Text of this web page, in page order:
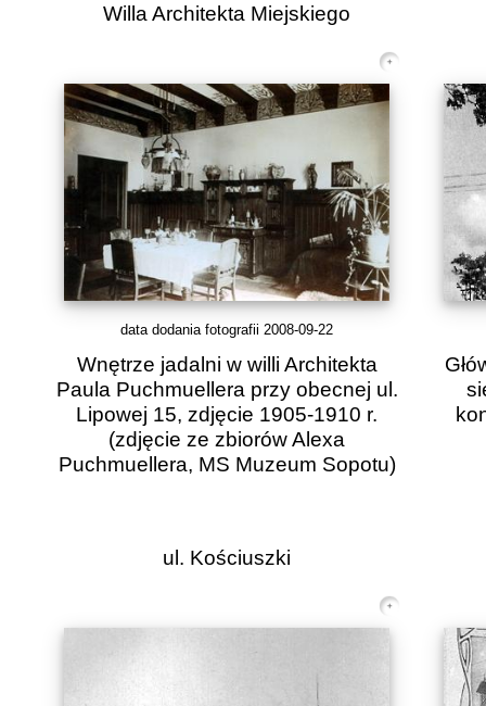
Willa Architekta Miejskiego
data dodania fotografii 2008-09-22
Wnętrze jadalni w willi Architekta
Paula Puchmuellera przy obecnej ul.
Lipowej 15, zdjęcie 1905-1910 r.
(zdjęcie ze zbiorów Alexa
Puchmuellera, MS Muzeum Sopotu)
ul. Kościuszki